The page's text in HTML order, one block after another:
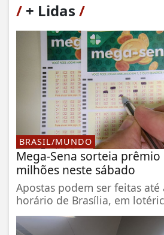
/ + Lidas /
BRASIL/MUNDO
Mega-Sena sorteia prêmio
milhões neste sábado
Apostas podem ser feitas até
horário de Brasília, em